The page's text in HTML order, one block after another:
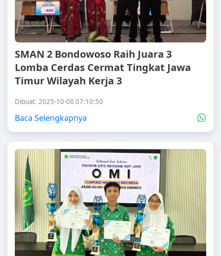
SMAN 2 Bondowoso Raih Juara 3
Lomba Cerdas Cermat Tingkat Jawa
Timur Wilayah Kerja 3
Dibuat: 2025-10-08 07:10:50
Baca Selengkapnya